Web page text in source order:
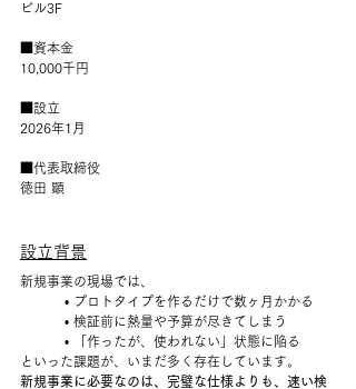
ビル3F
■資本金
10,000千円
■設立
2026年1月
■代表取締役
徳田 顕
設立背景
新規事業の現場では、
	• プロトタイプを作るだけで数ヶ月かかる
	• 検証前に熱量や予算が尽きてしまう
	• 「作ったが、使われない」状態に陥る
といった課題が、いまだ多く存在しています。
新規事業に必要なのは、完璧な仕様よりも、速い検